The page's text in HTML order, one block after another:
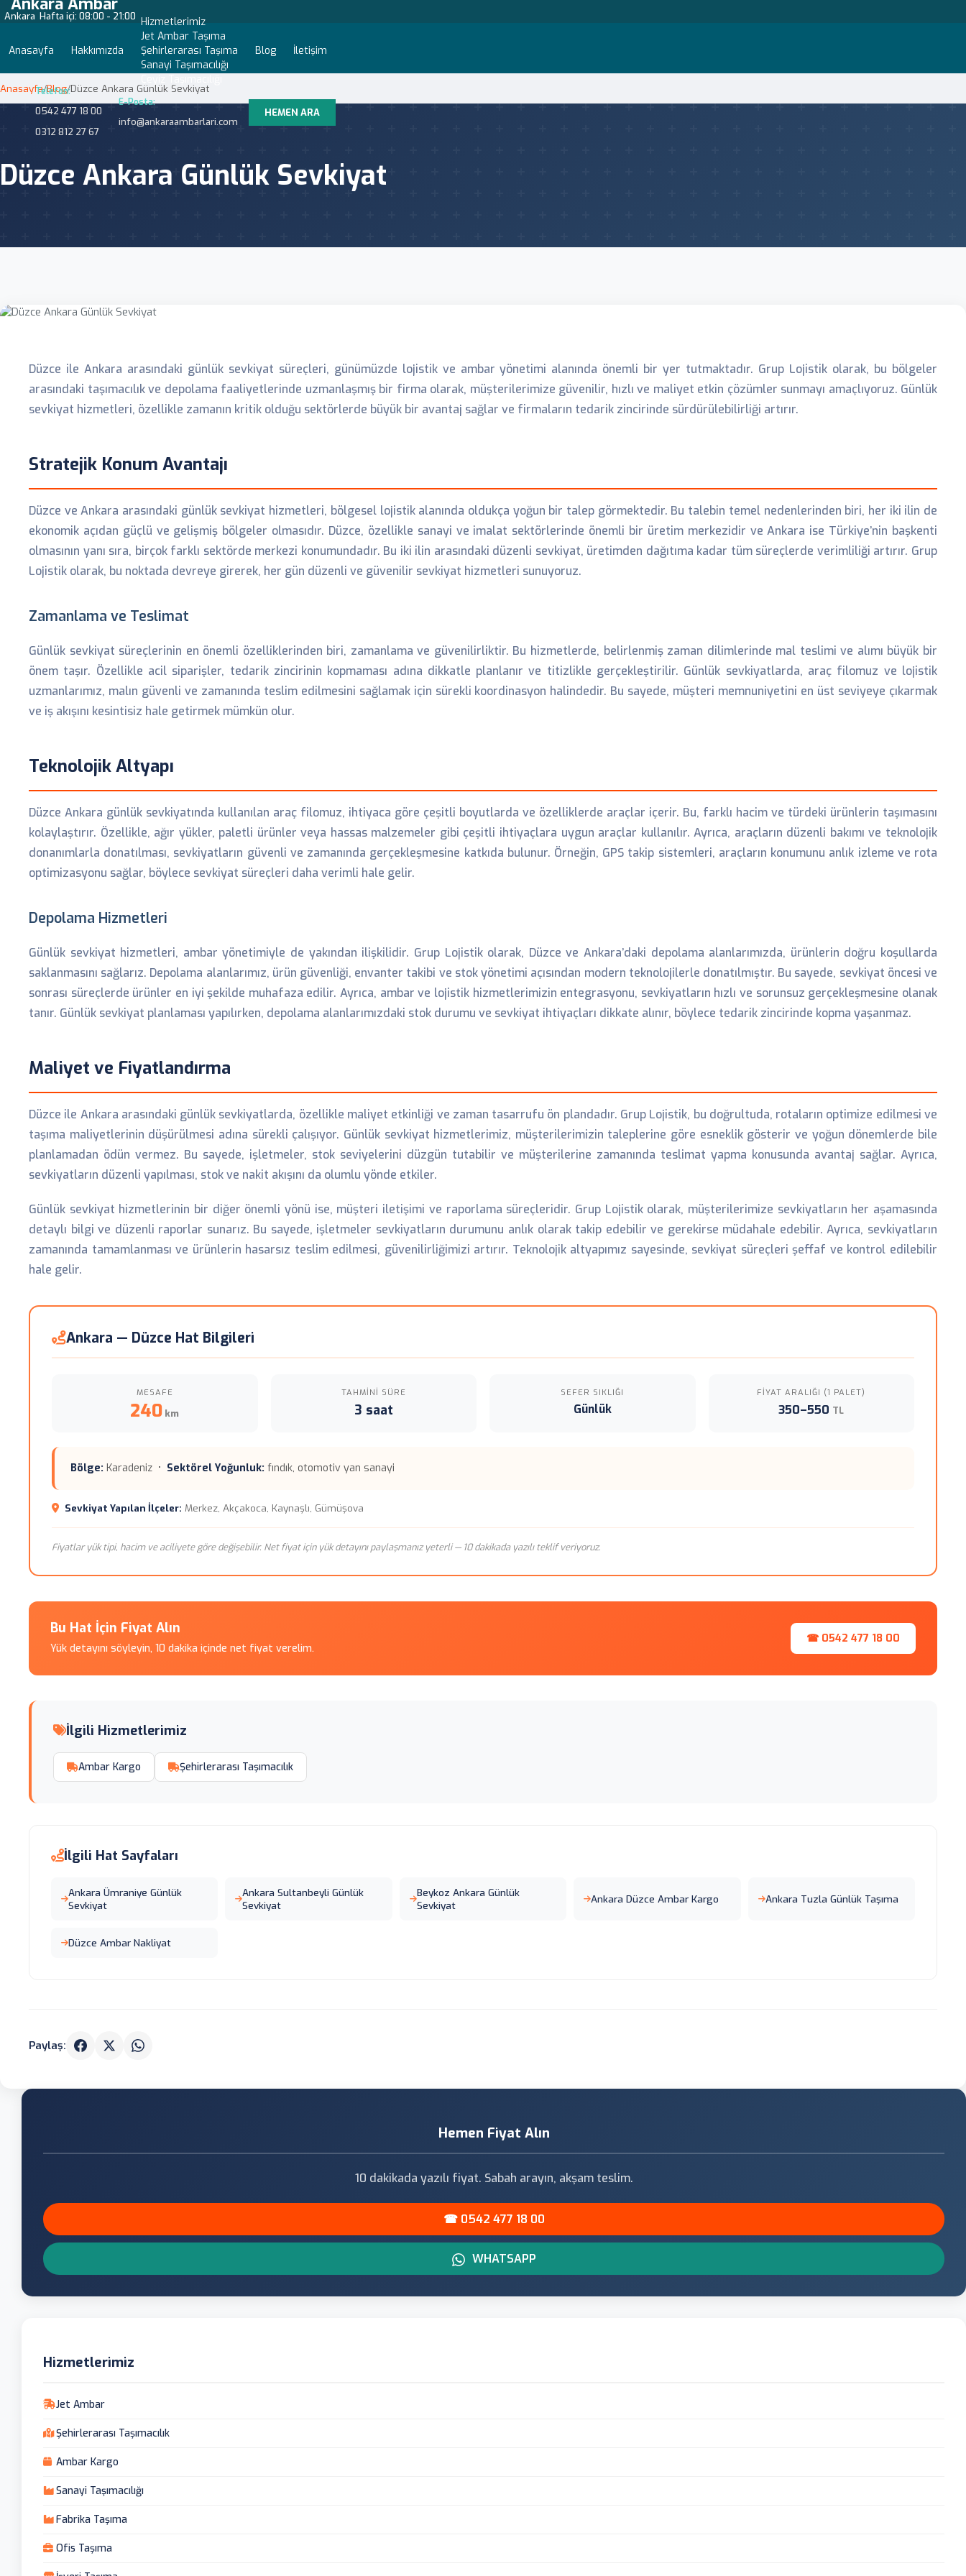
Ankara Hafta içi: 08:00 - 21:00
Anasayfa Hakkımızda
Hizmetlerimiz
Jet Ambar Taşıma
Şehirlerarası Taşıma
Sanayi Taşımacılığı
Blog İletişim
Telefon:
0542 477 18 00
0312 812 27 67
E-Posta:
info@ankaraambarlari.com
HEMEN ARA
Anasayfa/Blog/Düzce Ankara Günlük Sevkiyat
Düzce Ankara Günlük Sevkiyat
Düzce ile Ankara arasındaki günlük sevkiyat süreçleri, günümüzde lojistik ve ambar yönetimi alanında önemli bir yer tutmaktadır. Grup Lojistik olarak, bu bölgeler
arasındaki taşımacılık ve depolama faaliyetlerinde uzmanlaşmış bir firma olarak, müşterilerimize güvenilir, hızlı ve maliyet etkin çözümler sunmayı amaçlıyoruz. Günlük
sevkiyat hizmetleri, özellikle zamanın kritik olduğu sektörlerde büyük bir avantaj sağlar ve firmaların tedarik zincirinde sürdürülebilirliği artırır.
Stratejik Konum Avantajı
Düzce ve Ankara arasındaki günlük sevkiyat hizmetleri, bölgesel lojistik alanında oldukça yoğun bir talep görmektedir. Bu talebin temel nedenlerinden biri, her iki ilin de
ekonomik açıdan güçlü ve gelişmiş bölgeler olmasıdır. Düzce, özellikle sanayi ve imalat sektörlerinde önemli bir üretim merkezidir ve Ankara ise Türkiye’nin başkenti
olmasının yanı sıra, birçok farklı sektörde merkezi konumundadır. Bu iki ilin arasındaki düzenli sevkiyat, üretimden dağıtıma kadar tüm süreçlerde verimliliği artırır. Grup
Lojistik olarak, bu noktada devreye girerek, her gün düzenli ve güvenilir sevkiyat hizmetleri sunuyoruz.
Zamanlama ve Teslimat
Günlük sevkiyat süreçlerinin en önemli özelliklerinden biri, zamanlama ve güvenilirliktir. Bu hizmetlerde, belirlenmiş zaman dilimlerinde mal teslimi ve alımı büyük bir
önem taşır. Özellikle acil siparişler, tedarik zincirinin kopmaması adına dikkatle planlanır ve titizlikle gerçekleştirilir. Günlük sevkiyatlarda, araç filomuz ve lojistik
uzmanlarımız, malın güvenli ve zamanında teslim edilmesini sağlamak için sürekli koordinasyon halindedir. Bu sayede, müşteri memnuniyetini en üst seviyeye çıkarmak
ve iş akışını kesintisiz hale getirmek mümkün olur.
Teknolojik Altyapı
Düzce Ankara günlük sevkiyatında kullanılan araç filomuz, ihtiyaca göre çeşitli boyutlarda ve özelliklerde araçlar içerir. Bu, farklı hacim ve türdeki ürünlerin taşımasını
kolaylaştırır. Özellikle, ağır yükler, paletli ürünler veya hassas malzemeler gibi çeşitli ihtiyaçlara uygun araçlar kullanılır. Ayrıca, araçların düzenli bakımı ve teknolojik
donanımlarla donatılması, sevkiyatların güvenli ve zamanında gerçekleşmesine katkıda bulunur. Örneğin, GPS takip sistemleri, araçların konumunu anlık izleme ve rota
optimizasyonu sağlar, böylece sevkiyat süreçleri daha verimli hale gelir.
Depolama Hizmetleri
Günlük sevkiyat hizmetleri, ambar yönetimiyle de yakından ilişkilidir. Grup Lojistik olarak, Düzce ve Ankara’daki depolama alanlarımızda, ürünlerin doğru koşullarda
saklanmasını sağlarız. Depolama alanlarımız, ürün güvenliği, envanter takibi ve stok yönetimi açısından modern teknolojilerle donatılmıştır. Bu sayede, sevkiyat öncesi ve
sonrası süreçlerde ürünler en iyi şekilde muhafaza edilir. Ayrıca, ambar ve lojistik hizmetlerimizin entegrasyonu, sevkiyatların hızlı ve sorunsuz gerçekleşmesine olanak
tanır. Günlük sevkiyat planlaması yapılırken, depolama alanlarımızdaki stok durumu ve sevkiyat ihtiyaçları dikkate alınır, böylece tedarik zincirinde kopma yaşanmaz.
Maliyet ve Fiyatlandırma
Düzce ile Ankara arasındaki günlük sevkiyatlarda, özellikle maliyet etkinliği ve zaman tasarrufu ön plandadır. Grup Lojistik, bu doğrultuda, rotaların optimize edilmesi ve
taşıma maliyetlerinin düşürülmesi adına sürekli çalışıyor. Günlük sevkiyat hizmetlerimiz, müşterilerimizin taleplerine göre esneklik gösterir ve yoğun dönemlerde bile
planlamadan ödün vermez. Bu sayede, işletmeler, stok seviyelerini düzgün tutabilir ve müşterilerine zamanında teslimat yapma konusunda avantaj sağlar. Ayrıca,
sevkiyatların düzenli yapılması, stok ve nakit akışını da olumlu yönde etkiler.
Günlük sevkiyat hizmetlerinin bir diğer önemli yönü ise, müşteri iletişimi ve raporlama süreçleridir. Grup Lojistik olarak, müşterilerimize sevkiyatların her aşamasında
detaylı bilgi ve düzenli raporlar sunarız. Bu sayede, işletmeler sevkiyatların durumunu anlık olarak takip edebilir ve gerekirse müdahale edebilir. Ayrıca, sevkiyatların
zamanında tamamlanması ve ürünlerin hasarsız teslim edilmesi, güvenilirliğimizi artırır. Teknolojik altyapımız sayesinde, sevkiyat süreçleri şeffaf ve kontrol edilebilir
hale gelir.
Ankara — Düzce Hat Bilgileri
MESAFE
240 km
TAHMINI SÜRE
3 saat
SEFER SIKLIĞI
Günlük
FIYAT ARALIĞI (1 PALET)
350–550 TL
Bölge: Karadeniz • Sektörel Yoğunluk: fındık, otomotiv yan sanayi
Sevkiyat Yapılan İlçeler: Merkez, Akçakoca, Kaynaşlı, Gümüşova
Fiyatlar yük tipi, hacim ve aciliyete göre değişebilir. Net fiyat için yük detayını paylaşmanız yeterli — 10 dakikada yazılı teklif veriyoruz.
Bu Hat İçin Fiyat Alın
Yük detayını söyleyin, 10 dakika içinde net fiyat verelim.
☎ 0542 477 18 00
İlgili Hizmetlerimiz
Ambar Kargo Şehirlerarası Taşımacılık
İlgili Hat Sayfaları
Ankara Ümraniye Günlük
Sevkiyat
Ankara Sultanbeyli Günlük
Sevkiyat
Beykoz Ankara Günlük
Sevkiyat
Ankara Düzce Ambar Kargo Ankara Tuzla Günlük Taşıma
Düzce Ambar Nakliyat
Paylaş:
Hemen Fiyat Alın
10 dakikada yazılı fiyat. Sabah arayın, akşam teslim.
☎ 0542 477 18 00
WHATSAPP
Hizmetlerimiz
Jet Ambar
Şehirlerarası Taşımacılık
Ambar Kargo
Sanayi Taşımacılığı
Fabrika Taşıma
Ofis Taşıma